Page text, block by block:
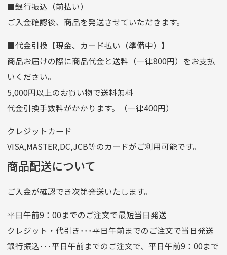
口座種別
普通
口座番号
0255557
口座名義
株式会社一条
ゆうちょ銀行
ゆうちょ間
記号
14710
他銀行から
店名
四七八（読みヨンナナハチ）
店番
478
預金種目
普通預金
口座番号
0776226
口座名義
株式会社一条
■銀行振込（前払い）
ご入金確認後、商品を発送させていただきます。
■代金引換【現金、カード払い（準備中）】
商品お届けの際に商品代金と送料（一律800円）をお支払
いください。
5,000円以上のお買い物で送料無料
代金引換手数料がかかります。（一律400円）
クレジットカード
VISA,MASTER,DC,JCB等のカードがご利用可能です。
商品配送について
ご入金が確認でき次第発送いたします。
平日午前9：00までのご注文で最短当日発送
クレジット・代引き･･･平日午前までのご注文で当日発送
銀行振込･･･平日午前までのご注文で、平日午前9：00まで